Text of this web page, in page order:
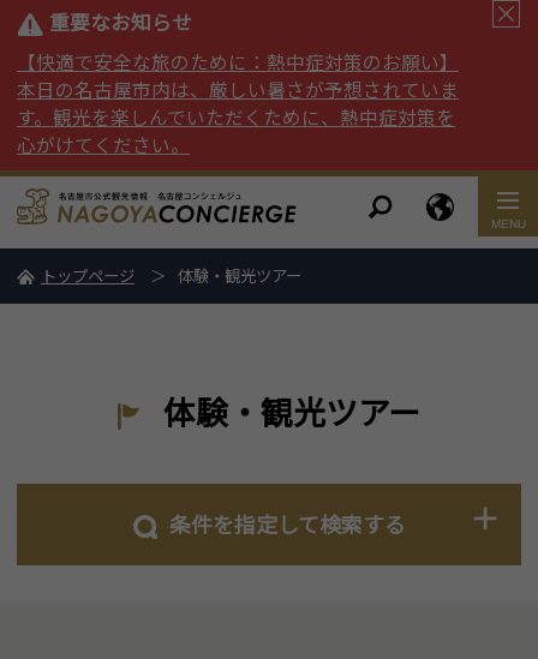
重要なお知らせ
【快適で安全な旅のために：熱中症対策のお願い】
本日の名古屋市内は、厳しい暑さが予想されていま
す。観光を楽しんでいただくために、熱中症対策を
心がけてください。
トップページ 体験・観光ツアー
体験・観光ツアー
条件を指定して検索する